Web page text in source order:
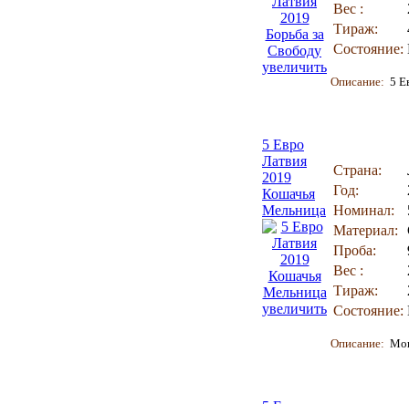
увеличить
Вес :
Тираж:
Состояние:
Описание: 5
5 Евро
Латвия
2019
Кошачья
Мельница
увеличить
Страна:
Год:
Номинал:
Материал:
Проба:
Вес :
Тираж:
Состояние:
Описание: